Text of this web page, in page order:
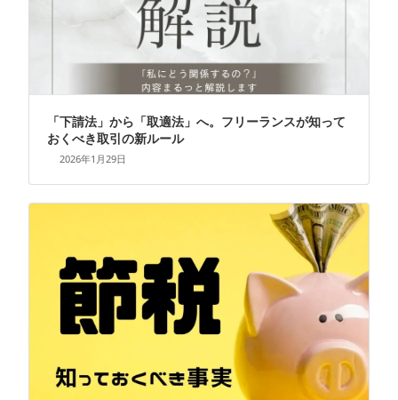
「下請法」から「取適法」へ。フリーランスが知って
おくべき取引の新ルール
2026年1月29日